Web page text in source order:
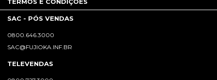
TERMOS E CONDIÇÕES
SAC - PÓS VENDAS
0800.646.3000
SAC@FUJIOKA.INF.BR
TELEVENDAS